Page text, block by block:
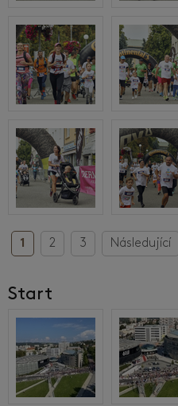
1 2 3 Následující
Start